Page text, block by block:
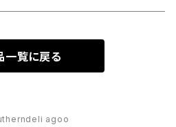
一覧に戻る
agoo